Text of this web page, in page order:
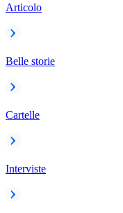
Articolo
Belle storie
Cartelle
Interviste